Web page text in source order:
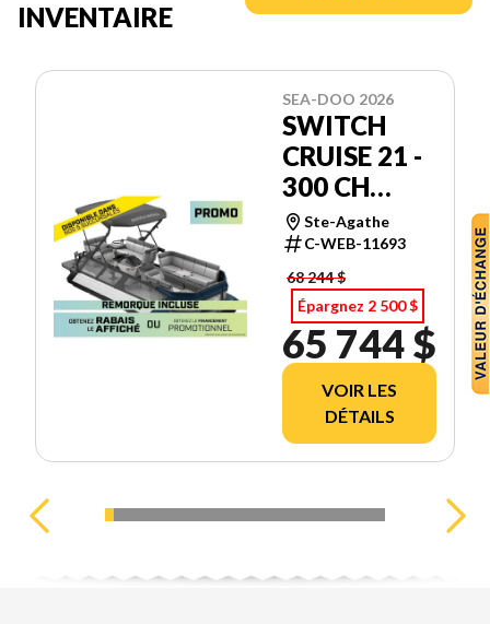
INVENTAIRE
SEA-DOO 2026
SWITCH
CRUISE 21 -
300 CH
TECH
Ste-Agathe
C-WEB-11693
68 244 $
Épargnez 2 500 $
65 744 $
VOIR LES
DÉTAILS